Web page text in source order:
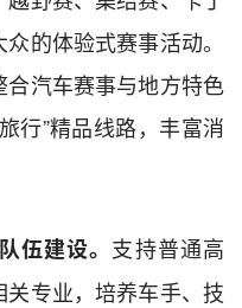
的体验式赛事活动。
汽车赛事与地方特色
行”精品线路，丰富消
伍建设。 支持普通高
专业，培养车手、技